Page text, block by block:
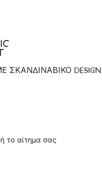
ΣΚΑΝΔΙΝΑΒΙΚΟ DESIGN
το αίτημα σας